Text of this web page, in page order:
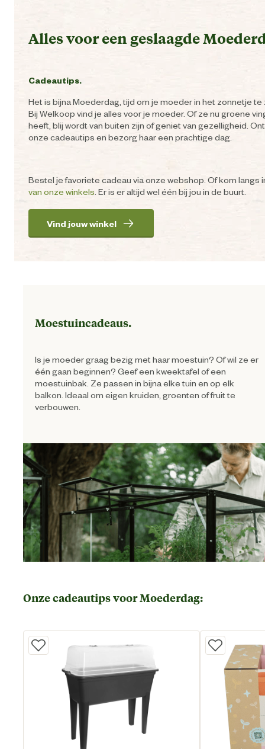
Alles voor een geslaagde
Cadeautips.
Het is bijna Moederdag, tijd om je moeder in het zonnetje te
Bij Welkoop vind je alles voor je moeder. Of ze nu groene
heeft, blij wordt van buiten zijn of geniet van gezelligheid.
onze cadeautips en bezorg haar een prachtige dag.
Bestel je favoriete cadeau via onze webshop. Of kom langs
van onze winkels . Er is er altijd wel één bij jou in de buurt.
Vind jouw winkel
Moestuincadeaus.
Is je moeder graag bezig met haar moestuin? Of wil ze er
één gaan beginnen? Geef een kweektafel of een
moestuinbak. Ze passen in bijna elke tuin en op elk
balkon. Ideaal om eigen kruiden, groenten of fruit te
verbouwen.
Onze cadeautips voor Moederdag: